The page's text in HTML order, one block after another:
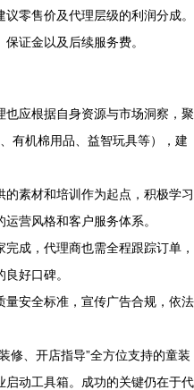
零售价及代理层级的利润分成。
证金以及后续服务费。
应根据自身资源与市场洞察，聚
有机棉用品、益智玩具等），建
素材和培训作为起点，积极学习
营风格和客户服务体系。
成，代理商也需全程跟踪订单，
好口碑。
安全标准，宣传广告合规，依法
修、开店指导”全方位支持的童装
动工具箱。成功的关键仍在于代